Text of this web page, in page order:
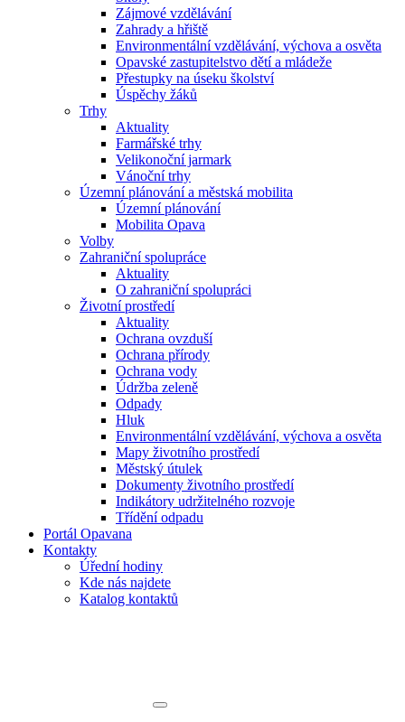
Zájmové vzdělávání
Zahrady a hřiště
Environmentální vzdělávání, výchova a osvěta
Opavské zastupitelstvo dětí a mládeže
Přestupky na úseku školství
Úspěchy žáků
Trhy
Aktuality
Farmářské trhy
Velikonoční jarmark
Vánoční trhy
Územní plánování a městská mobilita
Územní plánování
Mobilita Opava
Volby
Zahraniční spolupráce
Aktuality
O zahraniční spolupráci
Životní prostředí
Aktuality
Ochrana ovzduší
Ochrana přírody
Ochrana vody
Údržba zeleně
Odpady
Hluk
Environmentální vzdělávání, výchova a osvěta
Mapy životního prostředí
Městský útulek
Dokumenty životního prostředí
Indikátory udržitelného rozvoje
Třídění odpadu
Portál Opavana
Kontakty
Úřední hodiny
Kde nás najdete
Katalog kontaktů